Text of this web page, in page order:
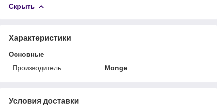
Скрыть
Характеристики
Основные
Производитель
Monge
Условия доставки